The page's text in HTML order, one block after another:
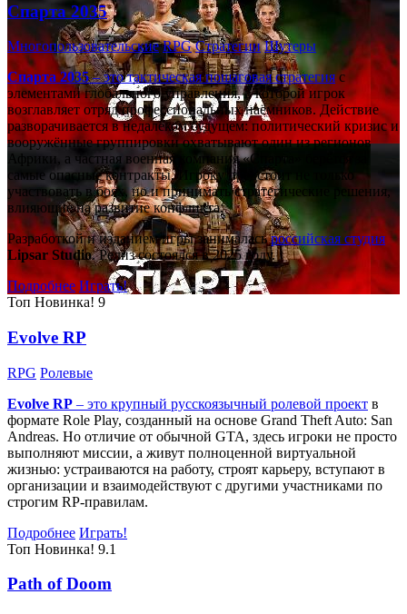
Спарта 2035
Многопользовательские RPG Стратегии Шутеры
Спарта 2035– это тактическаяпошаговая стратегияс
элементами глобального управления, в которой игрок
возглавляет отряд профессиональных наёмников. Действие
разворачивается в недалёком будущем: политический кризис и
вооружённые группировки охватывают один из регионов
Африки, а частная военная компания «Спарта» берётся за
самые опасные контракты. Игроку предстоит не только
участвовать в боях, но и принимать стратегические решения,
влияющие на развитие конфликта.
Разработкой и изданием игры занималасьроссийская студия
Lipsar Studio. Релиз состоялся в 2025 году.
Подробнее Играть!
Топ Новинка! 9
Evolve RP
RPG Ролевые
Evolve RP – это крупный русскоязычный ролевой проект в
формате Role Play, созданный на основе Grand Theft Auto: San
Andreas. Но отличие от обычной GTA, здесь игроки не просто
выполняют миссии, а живут полноценной виртуальной
жизнью: устраиваются на работу, строят карьеру, вступают в
организации и взаимодействуют с другими участниками по
строгим RP-правилам.
Подробнее Играть!
Топ Новинка! 9.1
Path of Doom